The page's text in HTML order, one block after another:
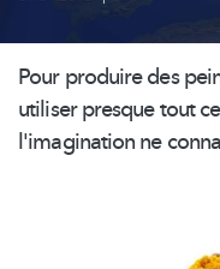
Pour produire des
utiliser presque tout
l'imagination ne